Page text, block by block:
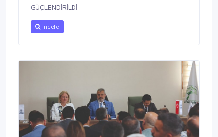
GÜÇLENDİRİLDİ
İncele